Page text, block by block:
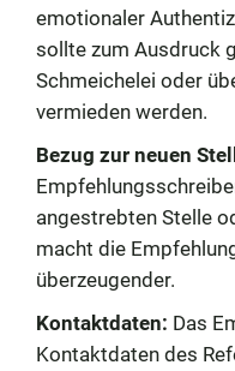
emotionaler
sollte zum Ausdruck
Schmeichelei oder
vermieden werden.
Bezug zur neuen
angestrebten Stelle
macht die
überzeugender.
Kontaktdaten: Das
Kontaktdaten des